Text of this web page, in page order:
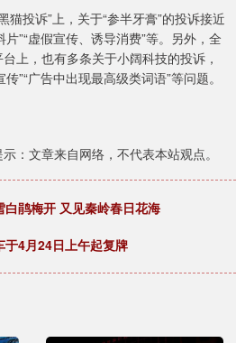
猫投诉”上，关于“参半牙膏”的投诉接近
”“虚假宣传、诱导消费”等。另外，全
上，也有多条关于小阔科技的投诉，
”“广告中出现最高级类词语”等问题。
：文章来自网络，不代表本站观点。
白鹃梅开 又见秦岭春日花海
于4月24日上午起复牌